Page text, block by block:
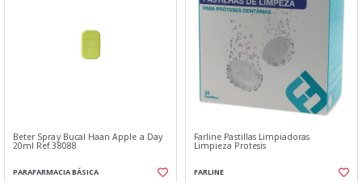
Beter Spray Bucal Haan Apple a Day
20ml Ref.38088
PARAFARMACIA BÁSICA
Farline Pastillas Limpiadoras
Limpieza Protesis
FARLINE